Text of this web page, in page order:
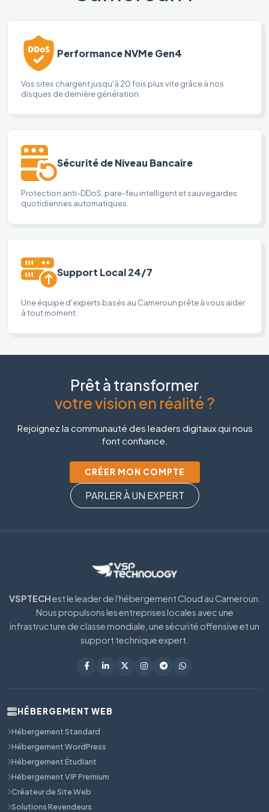
Performance NVMe Gen4
Vos sites chargent jusqu'à 20 fois plus vite grâce à nos
disques de dernière génération.
Sécurité de Niveau Bancaire
Protection anti-DDoS, pare-feu intelligent et sauvegardes
quotidiennes automatiques.
Support Local 24/7
Une équipe d'experts basés au Cameroun prête à vous aider
à tout moment.
Prêt à transformer
votre vision en réalité ?
Rejoignez la communauté des leaders digitaux qui nous
font confiance.
CRÉER MON COMPTE
PARLER À UN EXPERT
VSPTECHest le leader de l'hébergement Cloud au Cameroun.
Nous propulsons les entreprises locales avec une
infrastructure de classe mondiale, une sécurité offensive et un
support technique expert.
HÉBERGEMENT WEB
Hébergement Standard
Hébergement WordPress
Hébergement Étudiant
Hébergement VIP Premium
Créateur de Site Web
Solutions Revendeurs